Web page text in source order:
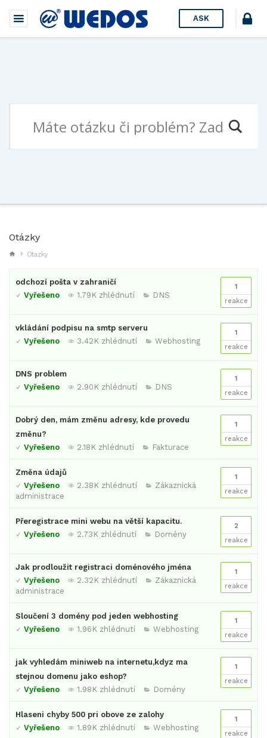
ASK
Otázky
Otazky
1
reakce
odchozí pošta v zahraničí
Vyřešeno
1.79K zhlédnutí DNS
1
reakce
vkládání podpisu na smtp serveru
Vyřešeno
3.42K zhlédnutí Webhosting
1
reakce
DNS problem
Vyřešeno
2.90K zhlédnutí DNS
1
reakce
Dobrý den, mám změnu adresy, kde provedu
změnu?
Vyřešeno
2.18K zhlédnutí Fakturace
1
reakce
Změna údajů
Vyřešeno
2.38K zhlédnutí
Zákaznická
administrace
2
reakce
Přeregistrace mini webu na větší kapacitu.
Vyřešeno
2.73K zhlédnutí Domény
1
reakce
Jak prodloužit registraci doménového jména
Vyřešeno
2.32K zhlédnutí
Zákaznická
administrace
1
reakce
Sloučení 3 domény pod jeden webhosting
Vyřešeno
1.96K zhlédnutí Webhosting
1
reakce
jak vyhledám miniweb na internetu,kdyz ma
stejnou domenu jako eshop?
Vyřešeno
1.98K zhlédnutí Domény
1
reakce
Hlaseni chyby 500 pri obove ze zalohy
Vyřešeno
1.89K zhlédnutí Webhosting